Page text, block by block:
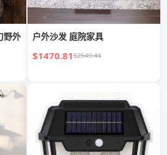
野外
户外沙发 庭院家具
$1470.81$2549.44